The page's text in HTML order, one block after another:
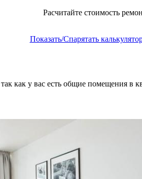
Расчитайте стоимость
Показать/Спарятать
как у вас есть общие помещения в